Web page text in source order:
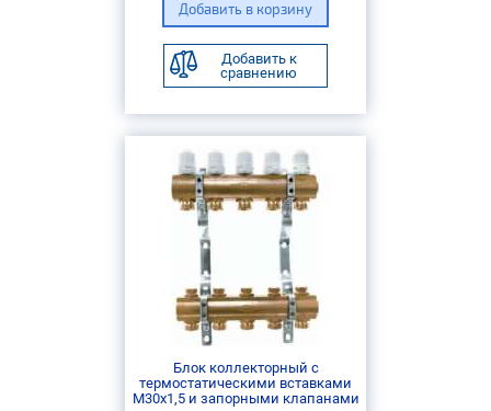
Добавить к
сравнению
Блок коллекторный с
термостатическими вставками
M30x1,5 и запорными клапанами